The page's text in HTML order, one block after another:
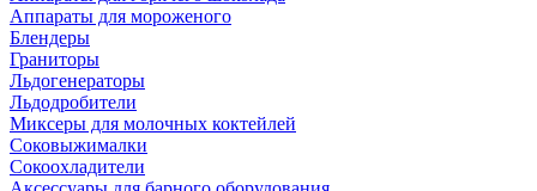
Аппараты для мороженого
Блендеры
Граниторы
Льдогенераторы
Льдодробители
Миксеры для молочных коктейлей
Соковыжималки
Сокоохладители